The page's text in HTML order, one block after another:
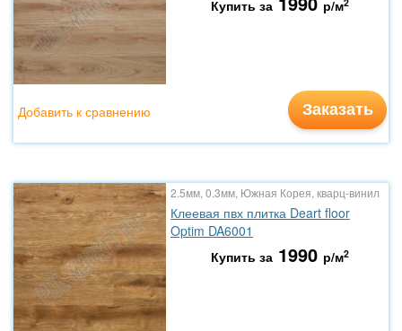
Купить за
р/м
Заказать
Добавить к сравнению
2.5мм, 0.3мм, Южная Корея, кварц-винил
Клеевая пвх плитка Deart floor
Optim DA6001
Купить за 1990 р/м2